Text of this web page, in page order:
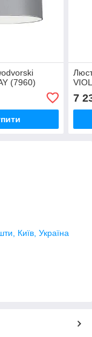
(7960)
7
Київ, Україна